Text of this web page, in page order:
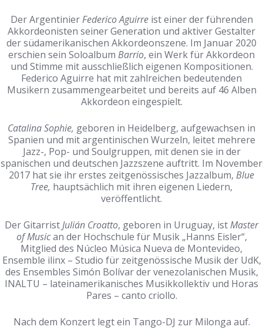
Der ArgentinierFederico Aguirreist einer der führenden
Akkordeonisten seiner Generation und aktiver Gestalter
der südamerikanischen Akkordeonszene. Im Januar 2020
erschien sein Soloalbum Barrio, ein Werk für Akkordeon
und Stimme mit ausschließlich eigenen Kompositionen.
Federico Aguirre hat mit zahlreichen bedeutenden
Musikern zusammengearbeitet und bereits auf 46 Alben
Akkordeon eingespielt.
Catalina Sophie, geboren in Heidelberg, aufgewachsen in
Spanien und mit argentinischen Wurzeln, leitet mehrere
Jazz-, Pop- und Soulgruppen, mit denen sie in der
spanischen und deutschen Jazzszene auftritt. Im November
2017 hat sie ihr erstes zeitgenössisches Jazzalbum, Blue
Tree, hauptsächlich mit ihren eigenen Liedern,
veröffentlicht.
Der GitarristJulián Croatto, geboren in Uruguay, istMaster
of Musican der Hochschule für Musik „Hanns Eisler“,
Mitglied des Núcleo Música Nueva de Montevideo,
Ensemble ilinx – Studio für zeitgenössische Musik der UdK,
des Ensembles Simón Bolívar der venezolanischen Musik,
INALTU – lateinamerikanisches Musikkollektiv und Horas
Pares – canto criollo.
Nach dem Konzert legt ein Tango-DJ zur Milonga auf.